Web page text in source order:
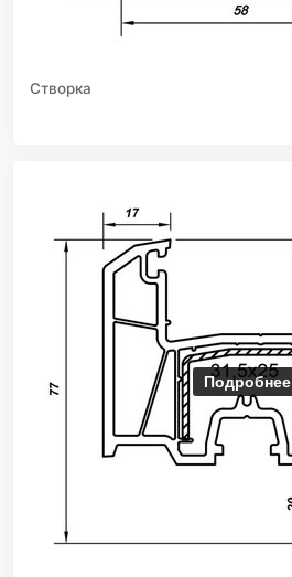
Створка
Подробнее